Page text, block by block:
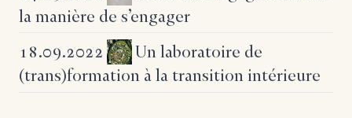
la manière de s’engager
18.09.2022
Un laboratoire de
(trans)formation à la transition intérieure